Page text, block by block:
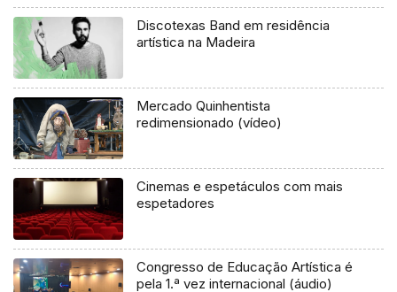
Discotexas Band em residência
artística na Madeira
Mercado Quinhentista
redimensionado (vídeo)
Cinemas e espetáculos com mais
espetadores
Congresso de Educação Artística é
pela 1.ª vez internacional (áudio)